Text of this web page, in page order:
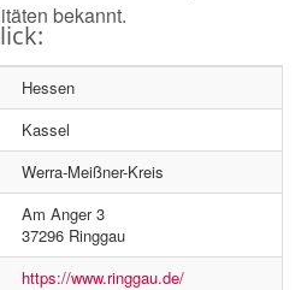
bekannt.
Hessen
Kassel
Werra-Meißner-Kreis
Am Anger 3
37296 Ringgau
https://www.ringgau.de/